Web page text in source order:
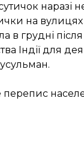
наразі
на вулицях
в грудні
Індії для
перепис